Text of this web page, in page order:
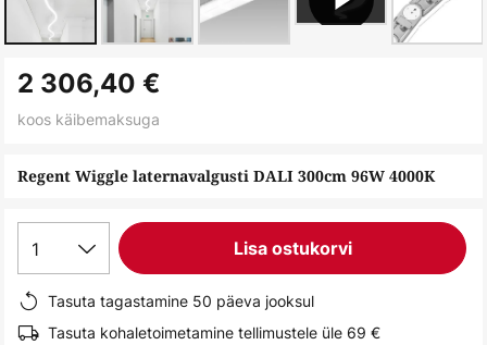
to
the
of
images
gallery
Regent Wiggle laternavalgusti DALI 300cm 96W 4000K
2 306,40 €
koos käibemaksuga
1 Lisa ostukorvi
Tasuta tagastamine 50 päeva jooksul
Tasuta kohaletoimetamine tellimustele üle 69 €